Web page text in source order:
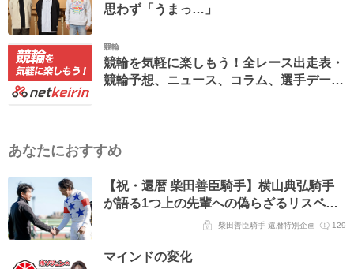
思わず「うまっ…」
競輪
競輪を気軽に楽しもう！全レース出走表・
競輪予想、ニュース、コラム、選手データ
あなたにおすすめ
【祝・還暦 柴田善臣騎手】横山典弘騎手
が語る1つ上の先輩への偽らざるリスペク
ト「数少ない、自分と“馬の話ができる相
柴田善臣騎手 還暦特別企画 129
マインドの変化